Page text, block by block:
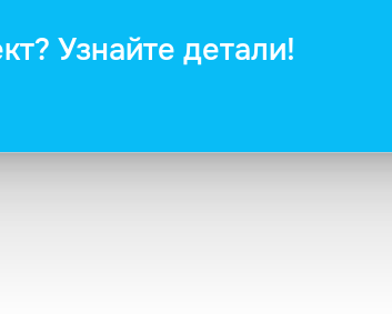
Узнайте детали!